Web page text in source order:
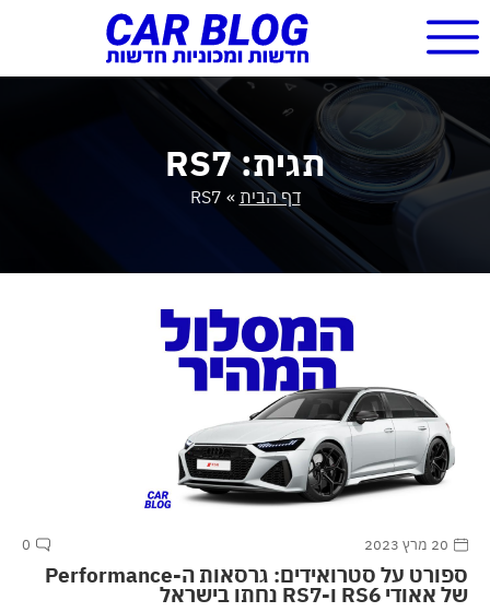
תגית: RS7
דף הבית »
RS7
20 מרץ 2023 0
ספורט על סטרואידים: גרסאות ה-Performance
של אאודי RS6 ו-RS7 נחתו בישראל